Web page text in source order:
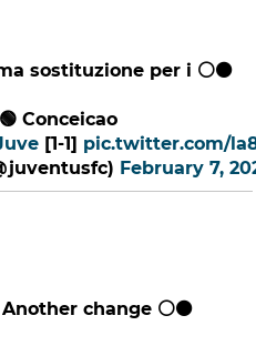
sostituzione per i ⚪⚫
🟢 Conceicao
[1-1] pic.twitter.com/
February 7,
Another change ⚪⚫